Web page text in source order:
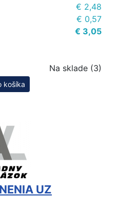
€ 2,48
€ 0,57
€ 3,05
Na sklade (3)
košíka
UZ